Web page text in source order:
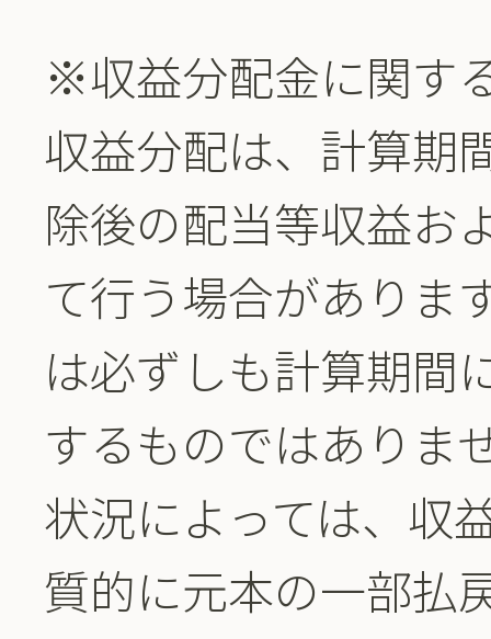
※収益分配金に関す
収益分配は、計算期
除後の配当等収益お
て行う場合がありま
は必ずしも計算期間
するものではありま
状況によっては、収
質的に元本の一部払